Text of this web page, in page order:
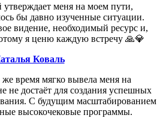
утверждает меня на моем пути,
бы давно изученные ситуации.
видение, необходимый ресурс и,
я ценю каждую встречу 🙏💎
Коваль
же время мягко вывела меня на
не достаёт для создания успешных
С будущим масштабированием
высокочековые программы.